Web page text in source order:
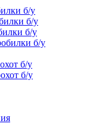
б/у
б/у
б/у
б/у
б/у
б/у